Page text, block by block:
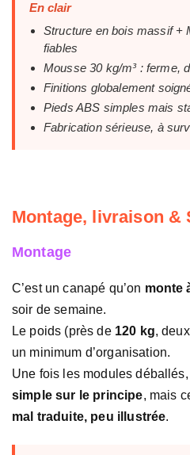
En clair
Structure en bois massif +
fiables
Mousse 30 kg/m³ : ferme,
Finitions globalement
Pieds ABS simples mais
Fabrication sérieuse, à
Montage, livraison &
Montage
C’est un canapé qu’on monte
soir de semaine.
Le poids (près de 120 kg,
un minimum d’organisation.
Une fois les modules
simple sur le principe, mais
mal traduite, peu illustrée.